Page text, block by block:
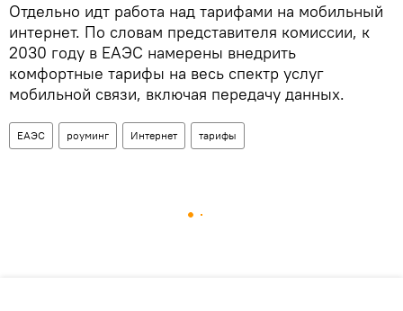
Отдельно идт работа над тарифами на мобильный
интернет. По словам представителя комиссии, к
2030 году в ЕАЭС намерены внедрить
комфортные тарифы на весь спектр услуг
мобильной связи, включая передачу данных.
ЕАЭС роуминг Интернет тарифы